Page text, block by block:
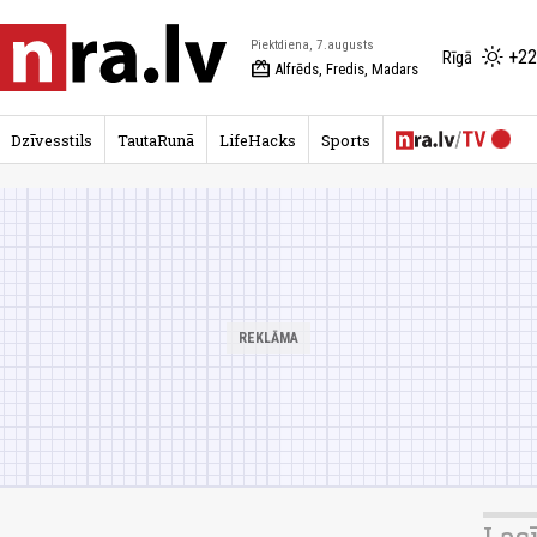
Piektdiena, 7.augusts
redeem Alfrēds, Fredis, Madars
Rīgā
Dzīvesstils TautaRunā LifeHacks Sports